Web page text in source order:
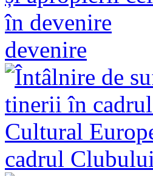
devenire
cadrul